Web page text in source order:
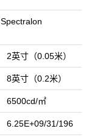
Spectralon
2英寸（0.05米）
8英寸（0.2米）
6500cd/㎡
6.25E+09/31/196